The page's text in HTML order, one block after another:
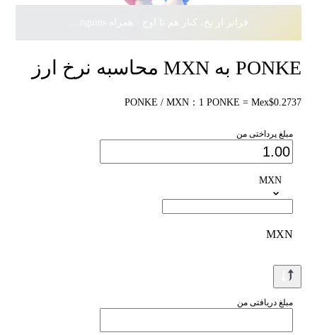
PONKE به MXN محاسبه نرخ ارز
PONKE / MXN：1 PONKE = Mex$0.2737
مبلغ پرداختی من
MXN
MXN
مبلغ دریافتی من